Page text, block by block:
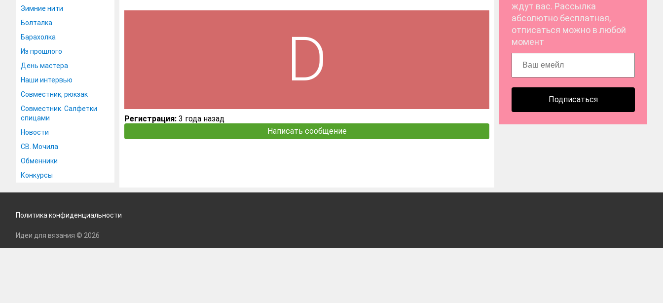
Зимние нити
Болталка
Барахолка
Из прошлого
День мастера
Наши интервью
Совместник, рюкзак
Совместник. Салфетки
спицами
Новости
СВ. Мочила
Обменники
Конкурсы
Регистрация: 3 года назад
Написать сообщение
ждут вас. Рассылка
абсолютно бесплатная,
отписаться можно в любой
момент
Подписаться
Политика конфиденциальности
Идеи для вязания © 2026